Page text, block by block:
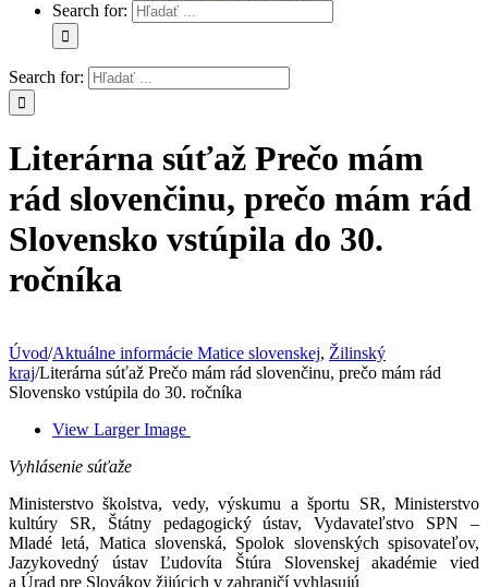
Search for:
Search for:
Literárna súťaž Prečo mám
rád slovenčinu, prečo mám rád
Slovensko vstúpila do 30.
ročníka
Úvod/Aktuálne informácie Matice slovenskej, Žilinský
kraj/Literárna súťaž Prečo mám rád slovenčinu, prečo mám rád
Slovensko vstúpila do 30. ročníka
View Larger Image
Vyhlásenie súťaže
Ministerstvo školstva, vedy, výskumu a športu SR, Ministerstvo
kultúry SR, Štátny pedagogický ústav, Vydavateľstvo SPN –
Mladé letá, Matica slovenská, Spolok slovenských spisovateľov,
Jazykovedný ústav Ľudovíta Štúra Slovenskej akadémie vied
a Úrad pre Slovákov žijúcich v zahraničí vyhlasujú